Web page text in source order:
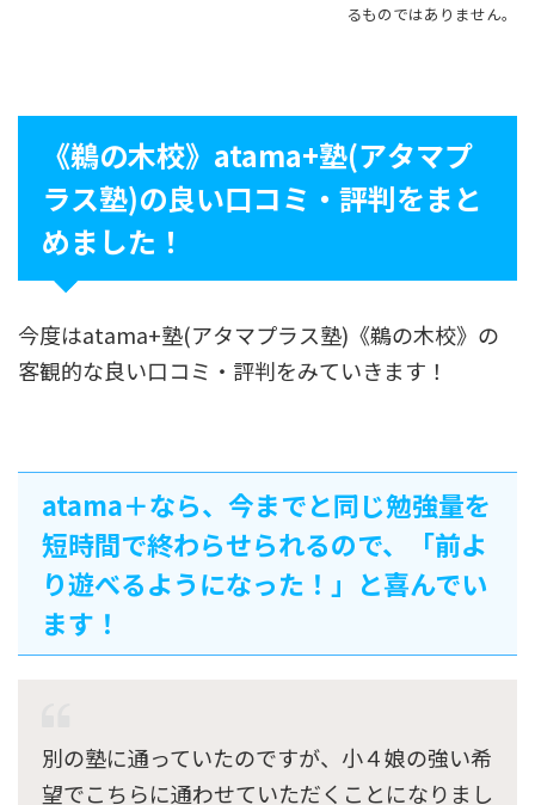
るものではありません。
《鵜の木校》atama+塾(アタマプ
ラス塾)の良い口コミ・評判をまと
めました！
今度はatama+塾(アタマプラス塾)《鵜の木校》の
客観的な良い口コミ・評判をみていきます！
atama＋なら、今までと同じ勉強量を
短時間で終わらせられるので、「前よ
り遊べるようになった！」と喜んでい
ます！
別の塾に通っていたのですが、小４娘の強い希
望でこちらに通わせていただくことになりまし